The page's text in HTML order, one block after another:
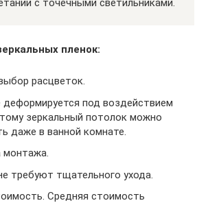
пленок:
расцветок.
деформируется под воздействием
зеркальный потолок можно
даже в ванной комнате.
монтажа.
требуют тщательного ухода.
Средняя стоимость